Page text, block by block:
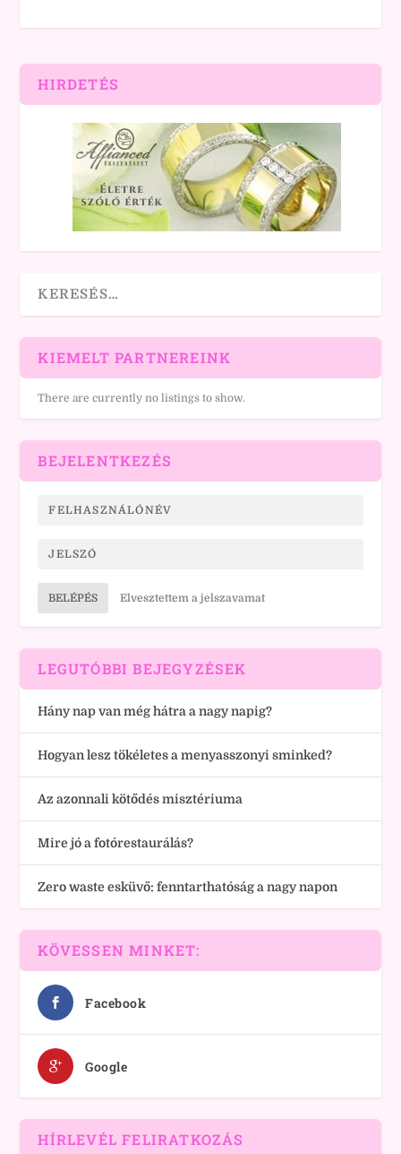
HIRDETÉS
KIEMELT PARTNEREINK
There are currently no listings to show.
BEJELENTKEZÉS
BELÉPÉS Elvesztettem a jelszavamat
LEGUTÓBBI BEJEGYZÉSEK
Hány nap van még hátra a nagy napig?
Hogyan lesz tökéletes a menyasszonyi sminked?
Az azonnali kötődés misztériuma
Mire jó a fotórestaurálás?
Zero waste esküvő: fenntarthatóság a nagy napon
KÖVESSEN MINKET:
Facebook
Google
HÍRLEVÉL FELIRATKOZÁS